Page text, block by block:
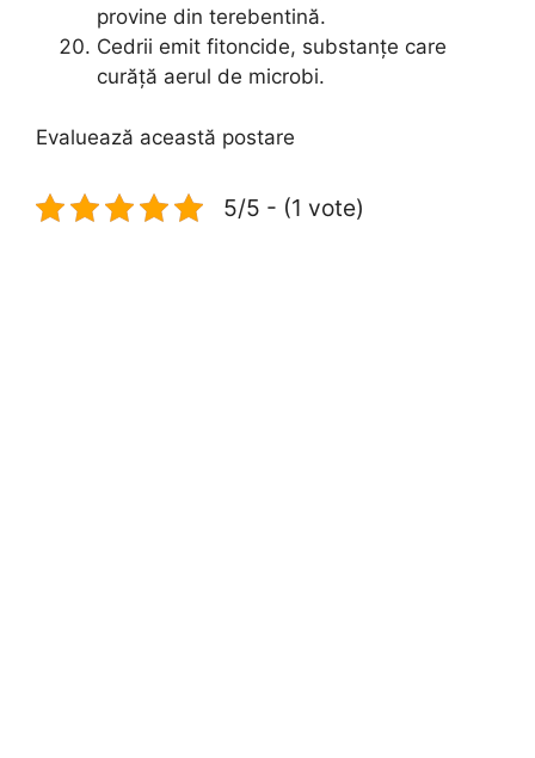
provine din terebentină.
Cedrii emit fitoncide, substanțe care
curăță aerul de microbi.
Evaluează această postare
5/5 - (1 vote)